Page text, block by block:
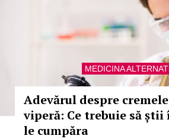
MEDICINA
Adevărul despre
viperă: Ce trebuie să
le cumpăra